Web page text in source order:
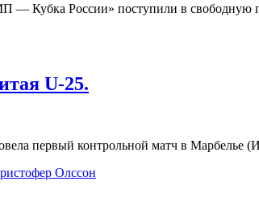
— Кубка России» поступили в свободную
U-25.
первый контрольной матч в